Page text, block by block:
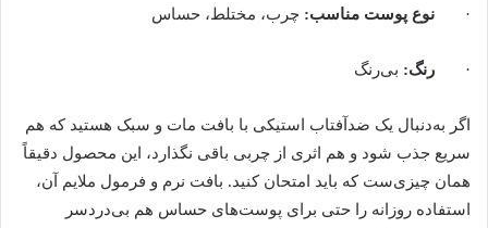
· نوع پوست مناسب: چرب، مختلط، حساس
· رنگ: بی‌رنگ
اگر به‌دنبال یک ضدآفتاب استیکی با بافت مات و سبک هستید که هم
سریع جذب شود و هم اثری از چربی باقی نگذارد، این محصول دقیقاً
همان چیزی‌ست که باید امتحان کنید. بافت نرم و فرمول ملایم آن،
استفاده روزانه را حتی برای پوست‌های حساس هم بی‌دردسر